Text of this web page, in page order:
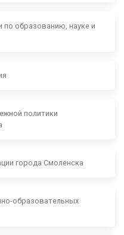
по образованию, науке и
политики
города Смоленска
образовательных